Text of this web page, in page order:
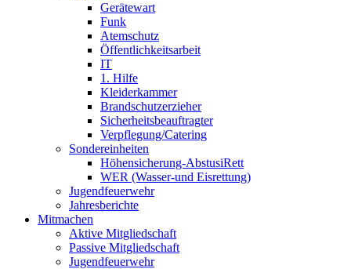
Gerätewart
Funk
Atemschutz
Öffentlichkeitsarbeit
IT
1. Hilfe
Kleiderkammer
Brandschutzerzieher
Sicherheitsbeauftragter
Verpflegung/Catering
Sondereinheiten
Höhensicherung-AbstusiRett
WER (Wasser-und Eisrettung)
Jugendfeuerwehr
Jahresberichte
Mitmachen
Aktive Mitgliedschaft
Passive Mitgliedschaft
Jugendfeuerwehr